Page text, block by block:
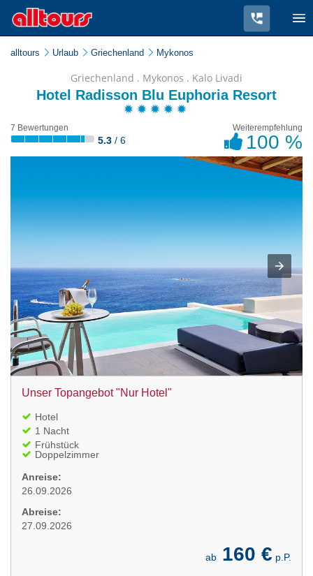
alltours Urlaub Griechenland Mykonos
Griechenland . Mykonos . Kalo Livadi
Hotel Radisson Blu Euphoria Resort
7 Bewertungen
5.3 / 6
Weiterempfehlung
100 %
Unser Topangebot "Nur Hotel"
Hotel
1 Nacht
Frühstück
Doppelzimmer
Anreise:
26.09.2026
Abreise:
27.09.2026
ab 160 € p.P.